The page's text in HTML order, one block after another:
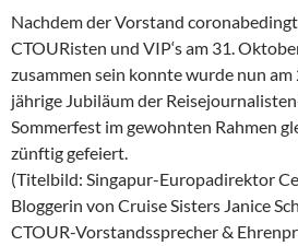
Nachdem der Vorstand
CTOURisten und VIP‘s am 31.
zusammen sein konnte wurde nun
jährige Jubiläum der
Sommerfest im gewohnten Rahmen
zünftig gefeiert.
(Titelbild: Singapur-Europadirektor
Bloggerin von Cruise Sisters Janice
CTOUR-Vorstandssprecher &